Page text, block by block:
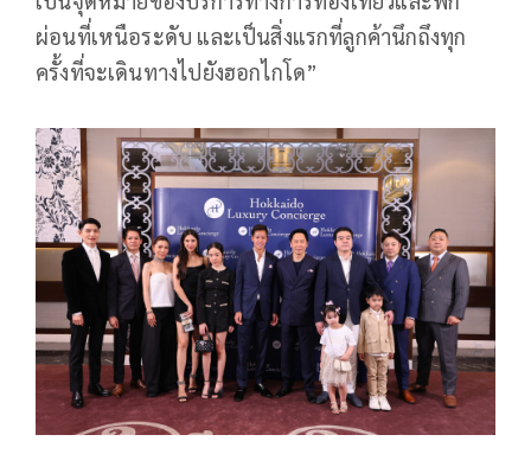
ผ่อนที่เหนือระดับ และเป็นสิ่งแรกที่ลูกค้านึกถึงทุก
ครั้งที่จะเดินทางไปยังฮอกไกโด”